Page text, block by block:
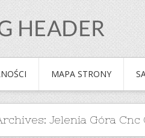
MAPA STRONY
Jelenia Góra